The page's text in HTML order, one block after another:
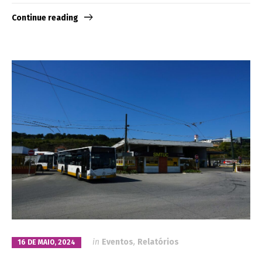
Continue reading
16 DE MAIO, 2024 in Eventos, Relatórios